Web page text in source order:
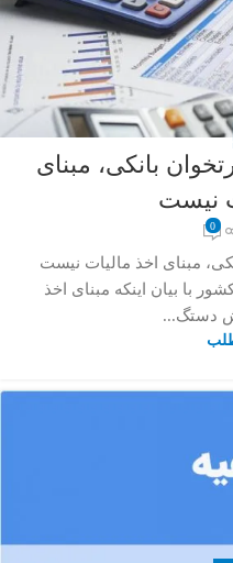
بانکی، مبنای
نیست
0
مبنای اخذ مالیات نیست
با بیان اینکه مبنای اخذ
دستگ...